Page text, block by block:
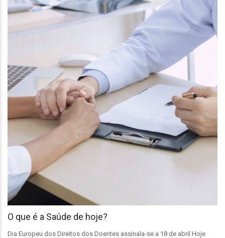
O que é a Saúde de hoje?
Dia Europeu dos Direitos dos Doentes assinala-se a 18 de abril Hoje